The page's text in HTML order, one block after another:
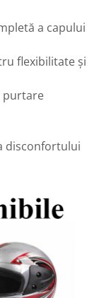
a capului
flexibilitate și
purtare
disconfortului